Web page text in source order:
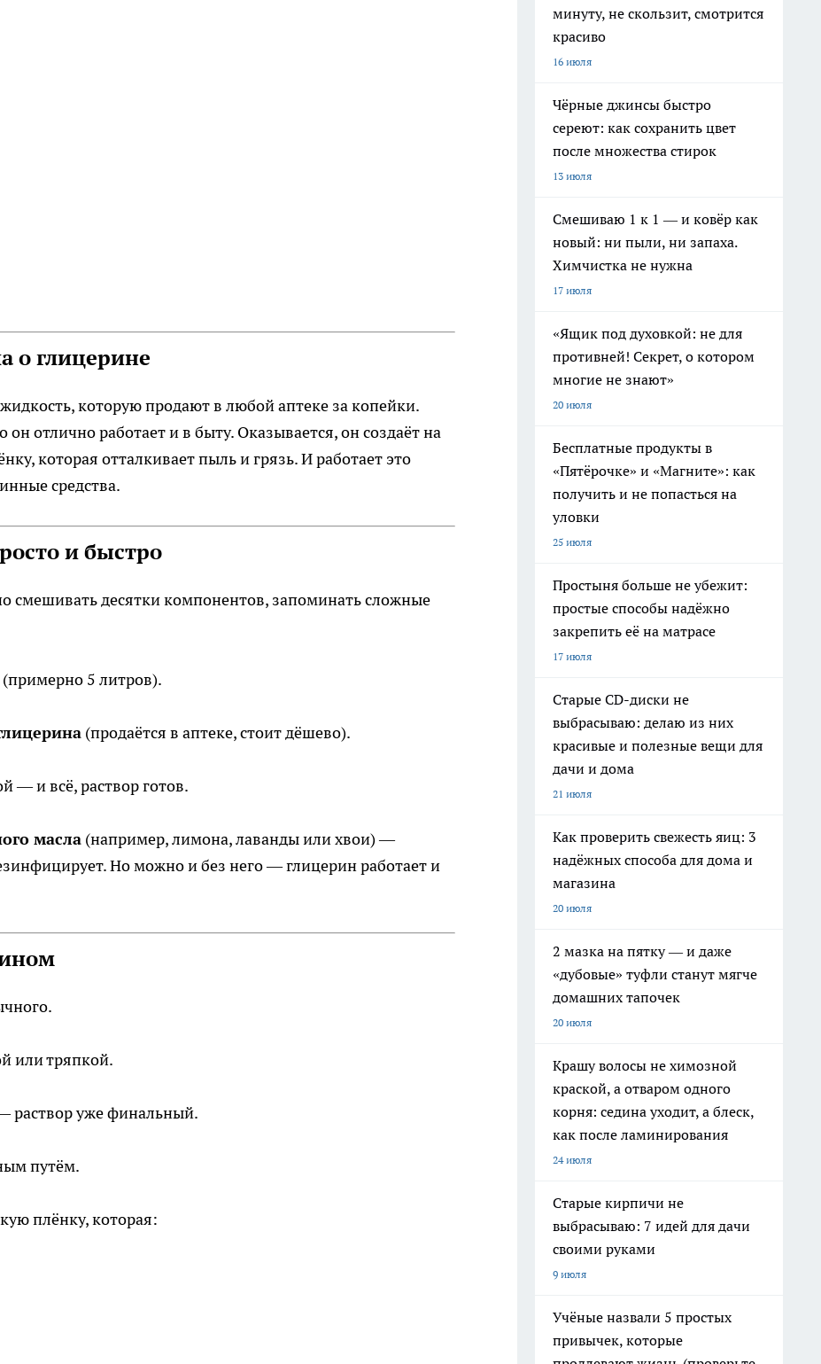
о глицерине
которую продают в любой аптеке за копейки.
отлично работает и в быту. Оказывается, он создаёт на
которая отталкивает пыль и грязь. И работает это
средства.
и быстро
смешивать десятки компонентов, запоминать сложные
(примерно 5 литров).
(продаётся в аптеке, стоит дёшево).
— и всё, раствор готов.
масла (например, лимона, лаванды или хвои) —
Но можно и без него — глицерин работает и
или тряпкой.
раствор уже финальный.
путём.
плёнку, которая:
минуту, не скользит, смотрится
красиво
16 июля
Чёрные джинсы быстро
сереют: как сохранить цвет
после множества стирок
13 июля
Смешиваю 1 к 1 — и ковёр как
новый: ни пыли, ни запаха.
Химчистка не нужна
17 июля
«Ящик под духовкой: не для
противней! Секрет, о котором
многие не знают»
20 июля
Бесплатные продукты в
«Пятёрочке» и «Магните»: как
получить и не попасться на
уловки
25 июля
Простыня больше не убежит:
простые способы надёжно
закрепить её на матрасе
17 июля
Старые CD-диски не
выбрасываю: делаю из них
красивые и полезные вещи для
дачи и дома
21 июля
Как проверить свежесть яиц: 3
надёжных способа для дома и
магазина
20 июля
2 мазка на пятку — и даже
«дубовые» туфли станут мягче
домашних тапочек
20 июля
Крашу волосы не химозной
краской, а отваром одного
корня: седина уходит, а блеск,
как после ламинирования
24 июля
Старые кирпичи не
выбрасываю: 7 идей для дачи
своими руками
9 июля
Учёные назвали 5 простых
привычек, которые